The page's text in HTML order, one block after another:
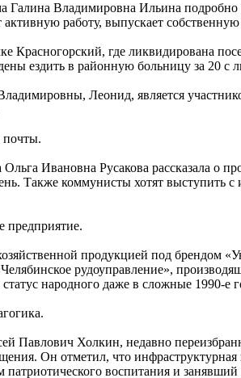
Галина Владимировна Ильина подробно
работу, выпускает собственную
Красногорский, где ликвидирована
ездить в районную больницу за 20 с
Леонид, является
почты.
Ивановна Русакова рассказала о
Также коммунисты хотят
предприятие.
продукцией под брендом
рудоуправление»,
народного даже в сложные 1990-е
Павлович Холкин, недавно
Он отметил, что
воспитания и